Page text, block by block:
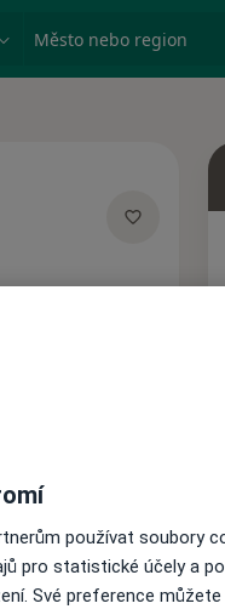
Město nebo region
používat soubory
pro statistické účely a
Své preference